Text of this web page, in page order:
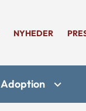
NYHEDER
Adoption